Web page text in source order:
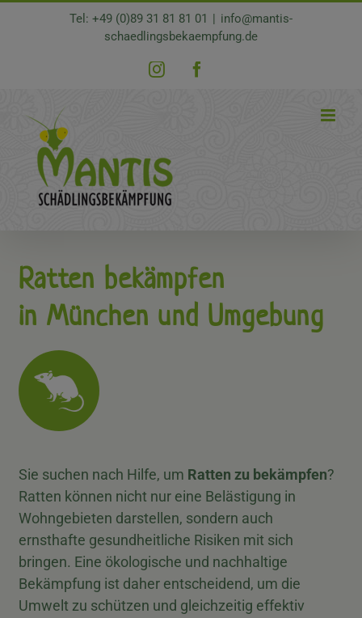
Tel: +49 (0)89 31 81 81 01 | info@mantis-
schaedlingsbekaempfung.de
Instagram
Ratten bekämpfen
in München und Umgebung
Sie suchen nach Hilfe, um Ratten zu bekämpfen?
Ratten können nicht nur eine Belästigung in
Wohngebieten darstellen, sondern auch
ernsthafte gesundheitliche Risiken mit sich
bringen. Eine ökologische und nachhaltige
Bekämpfung ist daher entscheidend, um die
Umwelt zu schützen und gleichzeitig effektiv